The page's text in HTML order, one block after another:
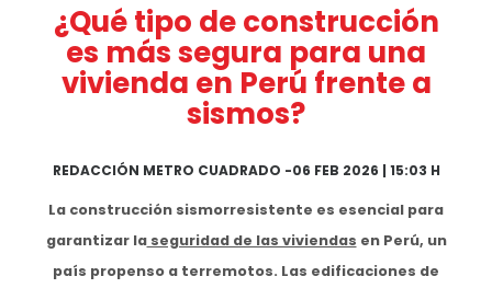
¿Qué tipo de construcción
es más segura para una
vivienda en Perú frente a
sismos?
REDACCIÓN METRO CUADRADO -06 FEB 2026 | 15:03 H
La construcción sismorresistente es esencial para
garantizar laseguridad de las viviendas en Perú, un
país propenso a terremotos. Las edificaciones de